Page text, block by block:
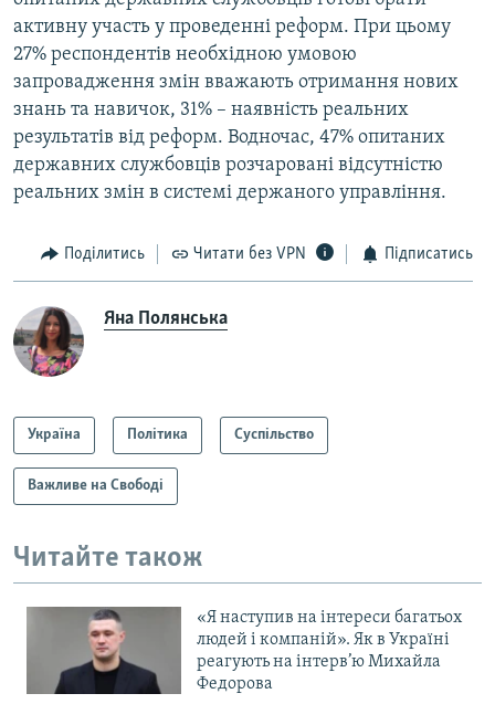
активну участь у проведенні реформ. При цьому
27% респондентів необхідною умовою
запровадження змін вважають отримання нових
знань та навичок, 31% – наявність реальних
результатів від реформ. Водночас, 47% опитаних
державних службовців розчаровані відсутністю
реальних змін в системі держаного управління.
Поділитись Читати без VPN Підписатись
Яна Полянська
Україна Політика Суспільство
Важливе на Свободі
Читайте також
«Я наступив на інтереси багатьох
людей і компаній». Як в Україні
реагують на інтерв’ю Михайла
Федорова